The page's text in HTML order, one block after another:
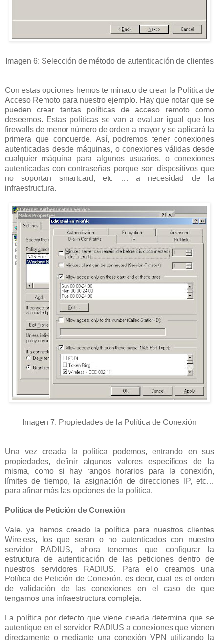
Imagen 6: Selección de método de autenticación de clientes
Con estas opciones hemos terminado de crear la Política de
Acceso Remoto para nuestro ejemplo. Hay que notar que se
pueden crear tantas políticas de acceso remoto como
deseemos. Estas políticas se van a evaluar igual que los
firewalls de menor número de orden a mayor y se aplicará la
primera que concuerde. Así, podremos tener conexiones
autenticadas desde máquinas, o conexiones válidas desde
cualquier máquina para algunos usuarios, o conexiones
autenticadas con contraseñas porque son dispositivos que
no soportan smartcard, etc … a necesidad de la
infraestructura.
Imagen 7: Propiedades de la Política de Conexión
Una vez creada la política podemos, entrando en sus
propiedades, definir algunos valores específicos de la
misma, como si hay rangos horarios para la conexión,
límites de tiempo, la asignación de direcciones IP, etc…
para afinar más las opciones de la política.
Política de Petición de Conexión
Vale, ya hemos creado la política para nuestros clientes
Wireless, los que serán o no autenticados con nuestro
servidor RADIUS, ahora tenemos que configurar la
estructura de autenticación de las peticiones dentro de
nuestros servidores RADIUS. Para ello creamos una
Política de Petición de Conexión, es decir, cual es el orden
de validación de las conexiones en el caso de que
tengamos una infraestructura compleja.
La política por defecto que viene creada determina que se
autentique en el servidor RADIUS a conexiones que vienen
directamente o mediante una conexión VPN utilizando la